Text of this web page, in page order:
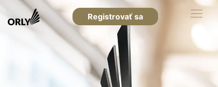
Registrovať sa